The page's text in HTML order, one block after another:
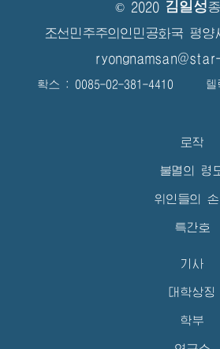
© 2020 김일성
조선민주주의인민공화국 평
확스 : 0085-02-381-4410 텔
로작
불멸의 령
위인들의 손
특간호
기사
대학상징
학부